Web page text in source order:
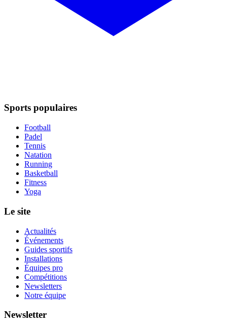
Sports populaires
Football
Padel
Tennis
Natation
Running
Basketball
Fitness
Yoga
Le site
Actualités
Événements
Guides sportifs
Installations
Équipes pro
Compétitions
Newsletters
Notre équipe
Newsletter